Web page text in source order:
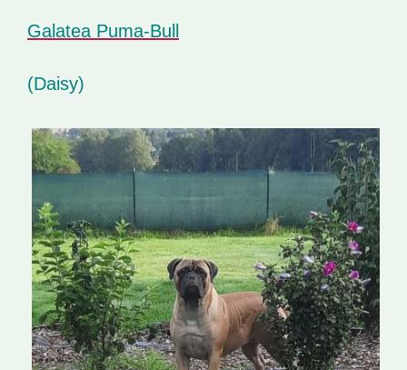
Galatea Puma-Bull
(Daisy)